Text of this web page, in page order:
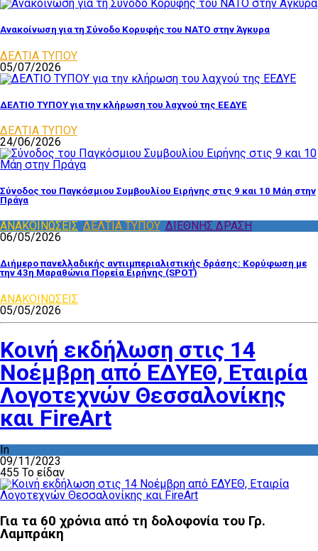
Ανακοίνωση για τη Σύνοδο Κορυφής του ΝΑΤΟ στην Άγκυρα
ΔΕΛΤΙΑ ΤΥΠΟΥ
05/07/2026
ΔΕΛΤΙΟ ΤΥΠΟΥ για την κλήρωση του λαχνού της ΕΕΔΥΕ
ΔΕΛΤΙΑ ΤΥΠΟΥ
24/06/2026
Σύνοδος του Παγκόσμιου Συμβουλίου Ειρήνης στις 9 και 10 Μάη στην
Πράγα
ΑΝΑΚΟΙΝΩΣΕΙΣ ΔΕΛΤΙΑ ΤΥΠΟΥ ΔΙΕΘΝΗΣ ΔΡΑΣΗ
06/05/2026
Διήμερο πανελλαδικής αντιιμπεριαλιστικής δράσης: Κορύφωση με
την 43η Μαραθώνια Πορεία Ειρήνης (SPOT)
ΑΝΑΚΟΙΝΩΣΕΙΣ
05/05/2026
Κοινή εκδήλωση στις 14
Νοέμβρη από ΕΔΥΕΘ, Εταιρία
Λογοτεχνών Θεσσαλονίκης
και FireArt
In
09/11/2023
455 Το είδαν
Για τα 60 χρόνια από τη δολοφονία του Γρ.
Λαμπράκη